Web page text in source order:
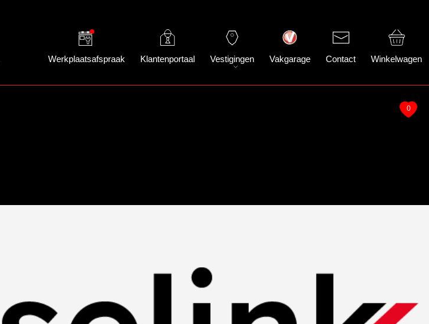
Werkplaatsafspraak Klantenportaal Vestigingen Vakgarage Contact Winkelwagen
0